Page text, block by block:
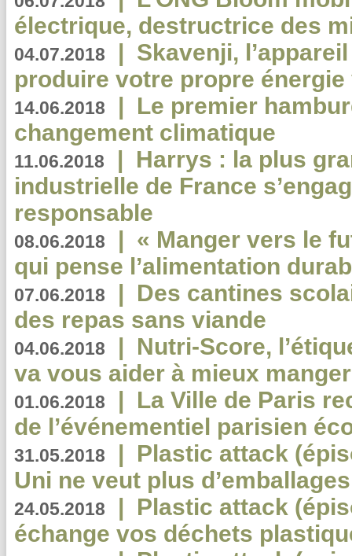
électrique, destructrice des
04.07.2018 | Skavenji,
produire votre propre
14.06.2018 | Le premier
changement climatique
11.06.2018 | Harrys : la plus
industrielle de France
responsable
08.06.2018 | « Manger vers le
qui pense l’alimentation
07.06.2018 | Des cantines
des repas sans viande
04.06.2018 | Nutri-Score,
va vous aider à mieux
01.06.2018 | La Ville de Paris
de l’événementiel parisien
31.05.2018 | Plastic attack
Uni ne veut plus
24.05.2018 | Plastic attack
échange vos déchets